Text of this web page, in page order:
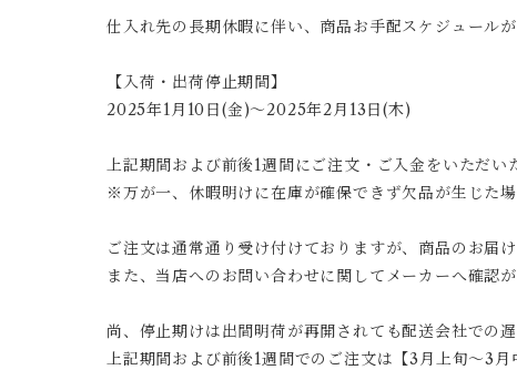
仕入れ先の長期休暇に伴い、商品お手配スケジュール
【入荷・出荷停止期間】
2025年1月10日(金)～2025年2月13日(木)
上記期間および前後1週間にご注文・ご入金をいただ
※万が一、休暇明けに在庫が確保できず欠品が生じた
ご注文は通常通り受け付けておりますが、商品のお届
また、当店へのお問い合わせに関してメーカーへ確認
尚、停止期けは出間明荷が再開されても配送会社での
上記期間および前後1週間でのご注文は【3月上旬～3月